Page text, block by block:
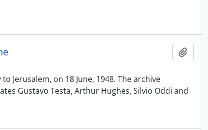
Jerusalem, on 18 June, 1948. The archive
Gustavo Testa, Arthur Hughes, Silvio Oddi and